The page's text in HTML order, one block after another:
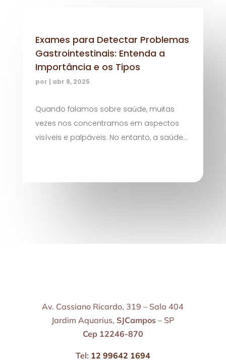
Exames para Detectar Problemas
Gastrointestinais: Entenda a
Importância e os Tipos
por | abr 8, 2025
Quando falamos sobre saúde, muitas
vezes nos concentramos em aspectos
visíveis e palpáveis. No entanto, a saúde...
Av. Cassiano Ricardo, 319 – Sala 404
Jardim Aquarius, SJCampos – SP
Cep 12246-870
Tel: 12 99642 1694